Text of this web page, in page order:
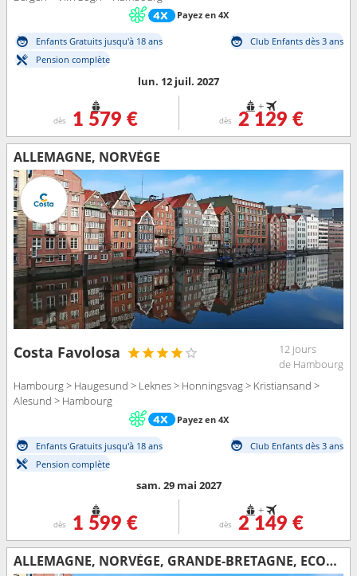
Payez en 4X
Enfants Gratuits jusqu'à 18 ans
Club Enfants dès 3 ans
Pension complète
lun. 12 juil. 2027
dès 1 579 €
+
dès 2 129 €
ALLEMAGNE, NORVÈGE
Costa Favolosa
12 jours
de Hambourg
Hambourg > Haugesund > Leknes > Honningsvag > Kristiansand >
Alesund > Hambourg
Payez en 4X
Enfants Gratuits jusqu'à 18 ans
Club Enfants dès 3 ans
Pension complète
sam. 29 mai 2027
dès 1 599 €
+
dès 2 149 €
ALLEMAGNE, NORVÈGE, GRANDE-BRETAGNE, ECOSSE